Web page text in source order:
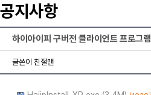
공지사항
하이아이피 구버전 클라이언트 프로그램
글쓴이 친절맨